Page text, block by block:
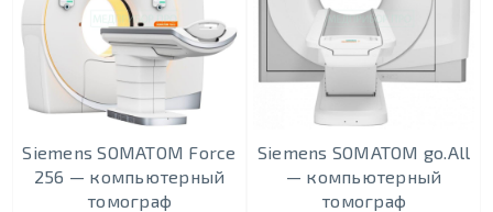
Siemens SOMATOM Force
256 — компьютерный
томограф
Siemens SOMATOM go.All
— компьютерный
томограф